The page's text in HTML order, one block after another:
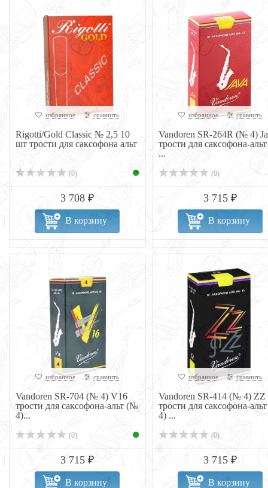
избранное сравнить
Rigotti/Gold Classic № 2,5 10
шт трости для саксофона альт
(0)
3 708 ₽
В корзину
избранное сравнить
Vandoren SR-264R (№ 4)
трости для саксофона-
...
(0)
3 715 ₽
В корзину
избранное сравнить
Vandoren SR-704 (№ 4) V16
трости для саксофона-альт (№
4)...
(0)
3 715 ₽
В корзину
избранное сравнить
Vandoren SR-414 (№ 4) ZZ
трости для саксофона-
4) ...
(0)
3 715 ₽
В корзину